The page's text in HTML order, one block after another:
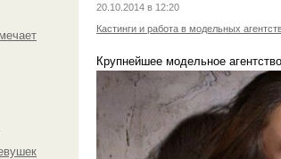
20.10.2014 в 12:20
Кастинги и работа в модельных
Крупнейшее модельное